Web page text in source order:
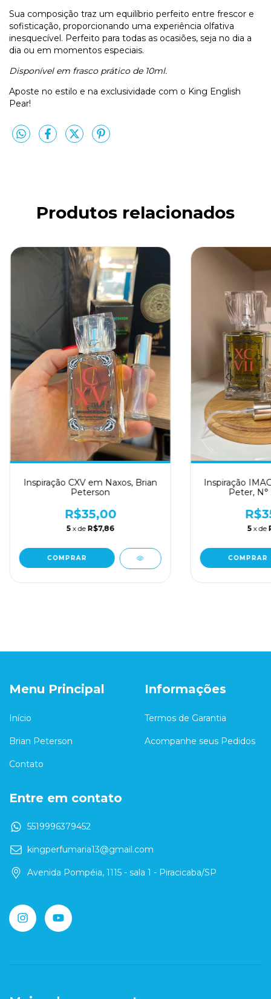
Sua composição traz um equilíbrio perfeito entre frescor e
sofisticação, proporcionando uma experiência olfativa
inesquecível. Perfeito para todas as ocasiões, seja no dia a
dia ou em momentos especiais.
Disponível em frasco prático de 10ml.
Aposte no estilo e na exclusividade com o King English
Pear!
Produtos relacionados
Inspiração CXV em Naxos, Brian
Peterson
R$35,00
5 x de R$7,86
COMPRAR
Inspiração
Peter, N°
5 x de
COMPRAR
Menu Principal
Início
Brian Peterson
Contato
Informações
Termos de Garantia
Acompanhe seus Pedidos
Entre em contato
5519996379452
kingperfumaria13@gmail.com
Avenida Pompéia, 1115 - sala 1 - Piracicaba/SP